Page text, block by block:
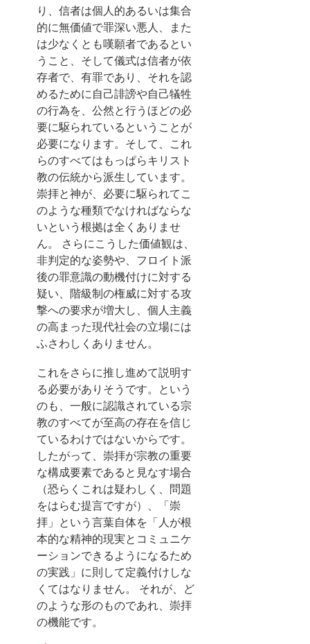
り、信者は個人的あるいは集合
的に無価値で罪深い悪人、また
は少なくとも嘆願者であるとい
うこと、そして儀式は信者が依
存者で、有罪であり、それを認
めるために自己誹謗や自己犠牲
の行為を、公然と行うほどの必
要に駆られているということが
必要になります。そして、これ
らのすべてはもっぱらキリスト
教の伝統から派生しています。
崇拝と神が、必要に駆られてこ
のような種類でなければならな
いという根拠は全くありませ
ん。 さらにこうした価値観は、
非判定的な姿勢や、フロイト派
後の罪意識の動機付けに対する
疑い、階級制の権威に対する攻
撃への要求が増大し、個人主義
の高まった現代社会の立場には
ふさわしくありません。
これをさらに推し進めて説明す
る必要がありそうです。という
のも、一般に認識されている宗
教のすべてが至高の存在を信じ
ているわけではないからです。
したがって、崇拝が宗教の重要
な構成要素であると見なす場合
（恐らくこれは疑わしく、問題
をはらむ提言ですが）、「崇
拝」という言葉自体を「人が根
本的な精神的現実とコミュニケ
ーションできるようになるため
の実践」に則して定義付けしな
くてはなりません。 それが、ど
のような形のものであれ、崇拝
の機能です。